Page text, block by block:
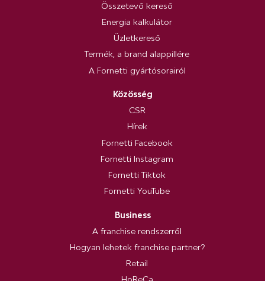
Összetevő kereső
Energia kalkulátor
Üzletkereső
Termék, a brand alappillére
A Fornetti gyártósorairól
Közösség
CSR
Hírek
Fornetti Facebook
Fornetti Instagram
Fornetti Tiktok
Fornetti YouTube
Business
A franchise rendszerről
Hogyan lehetek franchise partner?
Retail